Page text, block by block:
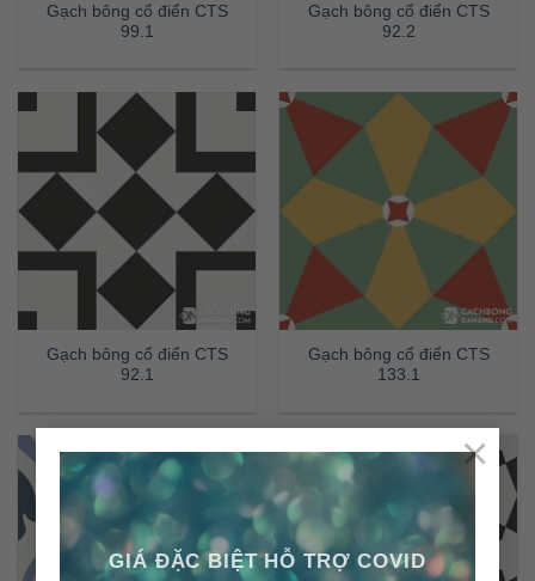
GIÁ ĐẶC BIỆT HỖ TRỢ COVID
×
Gạch bông cổ điển CTS
99.1
Gạch bông cổ điển CTS
92.2
Gạch bông cổ điển CTS
92.1
Gạch bông cổ điển CTS
133.1